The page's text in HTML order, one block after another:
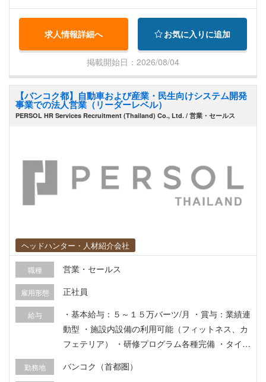
（最大10日間） ■VISA申請サポート有
きます ・パソコンやアプリケーション、周辺機器
などの運用やメンテナンスに関するお問い合わせ
がメインとなります （文面化されたマニュアル[手
順書]に従ってご対応いただきます） ・トラブルシ
ューティング技術などを使用し不具合の原因を探
し出します ・必要に応じて現地エンジニアの派遣
も調整致します ・ヘルプデスクデータベースに記
録を残しレポート作業もございます ★魅力★ - 日
たい方にお勧めです - 業務で英語使用経験がなく
ても日常会話レベルさえあれば、専門用語などは
試用期間中に習得できます - KL中心地から車で1
求人情報詳細へ お気に入りに追加
掲載開始日：2026/08/04
【バンコク都】自動車および産業・民生向けシステム開発
事業での法人営業（リーダーレベル）
PERSOL HR Services Recruitment (Thailand) Co., Ltd. / 営業・セールス
ヘッドハンター・人材紹介会社
職種 営業・セールス
雇用形態 正社員
給与
・基本給与：５～１５万バーツ/月 ・賞与：業績連
動型 ・施設内設備の利用可能（フィットネス、カ
フェテリア） ・研修プログラム各種完備 ・タイ社
欠休暇）など各種完備
勤務地 バンコク（首都圏）